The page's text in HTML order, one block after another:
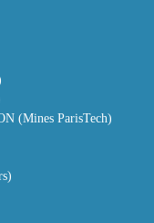
(Mines ParisTech)